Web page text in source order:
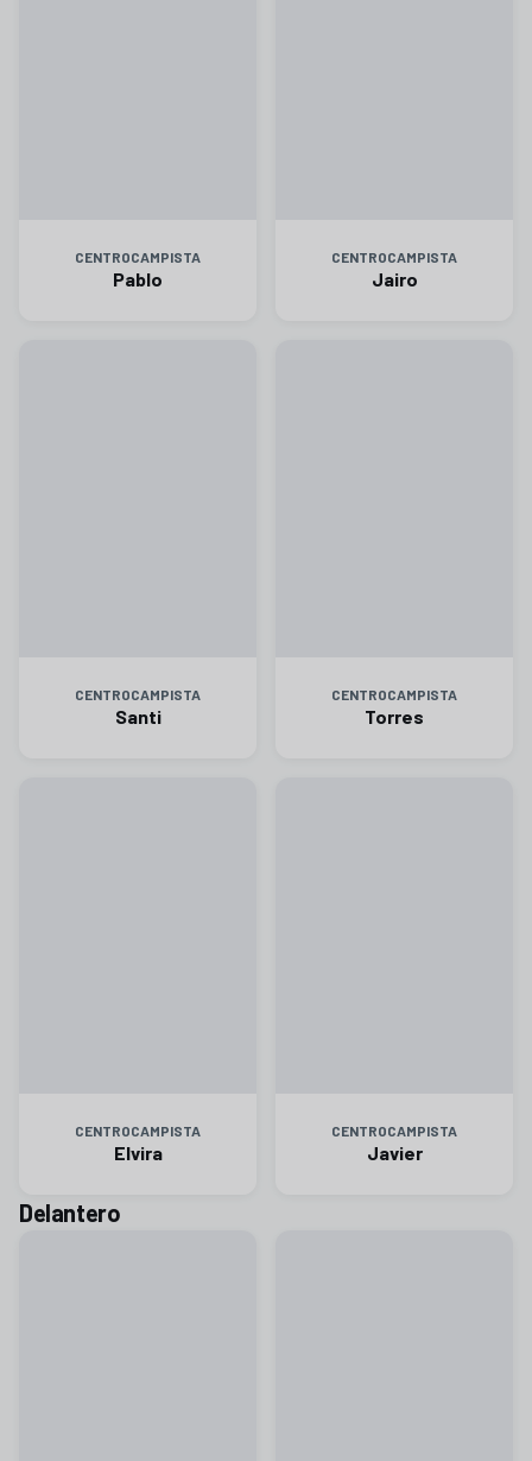
CENTROCAMPISTA
Pablo
CENTROCAMPISTA
Jairo
CENTROCAMPISTA
Santi
CENTROCAMPISTA
Torres
CENTROCAMPISTA
Elvira
CENTROCAMPISTA
Javier
Delantero